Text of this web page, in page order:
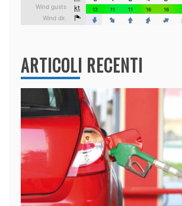
ARTICOLI RECENTI